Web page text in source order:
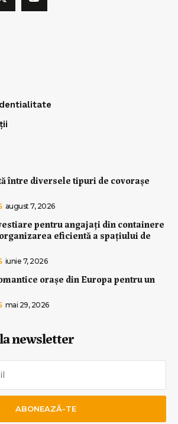
între diversele tipuri de covorașe
august 7, 2026
pentru angajați din containere
eficientă a spațiului de
iunie 7, 2026
orașe din Europa pentru un
mai 29, 2026
newsletter
ABONEAZĂ-TE